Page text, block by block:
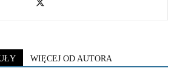
WIĘCEJ OD AUTORA